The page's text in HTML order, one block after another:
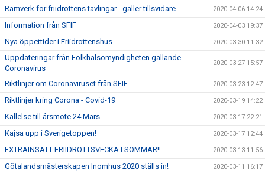
Ramverk för friidrottens tävlingar - gäller tillsvidare 2020-04-06 14:24
Information från SFIF 2020-04-03 19:37
Nya öppettider i Friidrottenshus 2020-03-30 11:32
Uppdateringar från Folkhälsomyndigheten gällande
Coronavirus
2020-03-27 15:57
Riktlinjer om Coronaviruset från SFIF 2020-03-23 12:47
Riktlinjer kring Corona - Covid-19 2020-03-19 14:22
Kallelse till årsmöte 24 Mars 2020-03-17 22:21
Kajsa upp i Sverigetoppen! 2020-03-17 12:44
EXTRAINSATT FRIIDROTTSVECKA I SOMMAR!! 2020-03-13 11:56
Götalandsmästerskapen Inomhus 2020 ställs in! 2020-03-11 16:17